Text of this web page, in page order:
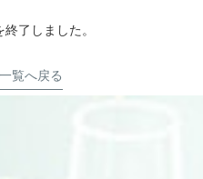
了しました。
覧へ戻る